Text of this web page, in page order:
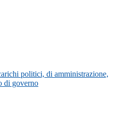
politici, di amministrazione,
di governo